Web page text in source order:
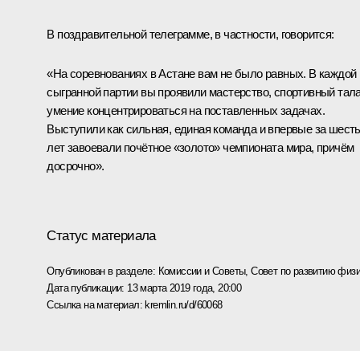
В поздравительной телеграмме, в частности, говорится:
«На соревнованиях в Астане вам не было равных. В каждой
сыгранной партии вы проявили мастерство, спортивный
умение концентрироваться на поставленных задачах.
Выступили как сильная, единая команда и впервые за шесть
лет завоевали почётное «золото» чемпионата мира, причём
досрочно».
Статус материала
Опубликован в разделе: Комиссии и Советы,Совет по развитию
Дата публикации: 13 марта 2019 года, 20:00
Ссылка на материал: kremlin.ru/d/60068